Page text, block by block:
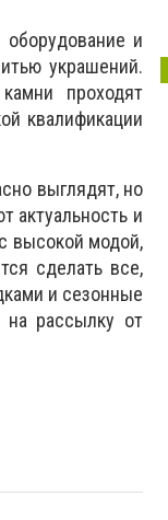
оборудование и
украшений.
проходят
квалификации
выглядят, но
актуальность и
высокой модой,
сделать все,
и сезонные
на рассылку от